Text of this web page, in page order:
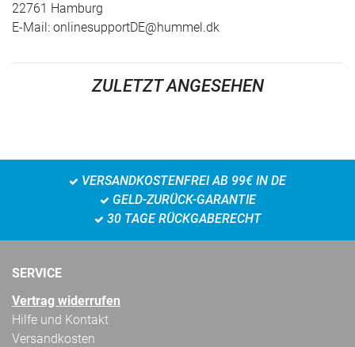
22761 Hamburg
E-Mail: onlinesupportDE@hummel.dk
ZULETZT ANGESEHEN
VERSANDKOSTENFREI AB 99€ IN DE
GELD-ZURÜCK-GARANTIE
30 TAGE RÜCKGABERECHT
SERVICE
Vertrag widerrufen
Hilfe und Kontakt
Versandkosten